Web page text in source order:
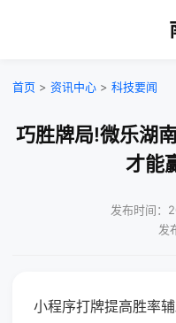
首页 > 资讯中心 > 科技要闻
巧胜牌局!微乐湖
才能
发布时间：
发
小程序打牌提高胜率